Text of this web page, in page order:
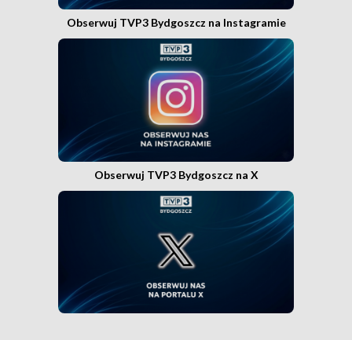
Obserwuj TVP3 Bydgoszcz na Instagramie
Obserwuj TVP3 Bydgoszcz na X